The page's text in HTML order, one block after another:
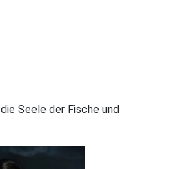
Seele der Fische und